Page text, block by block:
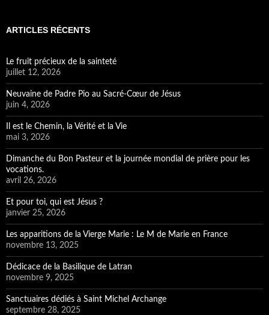
ARTICLES RÉCENTS
Le fruit précieux de la sainteté
juillet 12, 2026
Neuvaine de Padre Pio au Sacré-Cœur de Jésus
juin 4, 2026
Il est le Chemin, la Vérité et la Vie
mai 3, 2026
Dimanche du Bon Pasteur et la journée mondial de prière pour les
vocations.
avril 26, 2026
Et pour toi, qui est Jésus ?
janvier 25, 2026
Les apparitions de la Vierge Marie : Le M de Marie en France
novembre 13, 2025
Dédicace de la Basilique de Latran
novembre 9, 2025
Sanctuaires dédiés à Saint Michel Archange
septembre 28, 2025